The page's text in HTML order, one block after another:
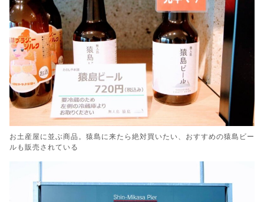
お土産屋に並ぶ商品。猿島に来たら絶対買いたい、おすすめの猿島ビー
ルも販売されている